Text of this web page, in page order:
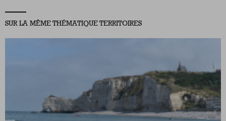
SUR LA MÊME THÉMATIQUE TERRITOIRES